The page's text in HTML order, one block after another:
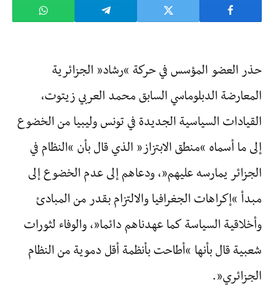
حذر العضو المؤسس في حركة “رشاد” الجزائرية
المعارضة الدبلوماسي السابق محمد العربي زيتوت،
القيادات السياسية الجديدة في تونس وليبيا من الخضوع
إلى ما أسماه “منطق الابتزاز” الذي قال بأن “النظام في
الجزائر يمارسه عليهم”، ودعاهم إلى عدم الخضوع إلى
مبدأ “إكراهات الجغرافيا والالتزام بقدر من المبادئ
وأخلاقية السياسة كما عهدناهم دائما”، والوفاء لثورات
شعبية قال بأنها “أطاحت بأنظمة أقل دموية من النظام
الجزائري”.